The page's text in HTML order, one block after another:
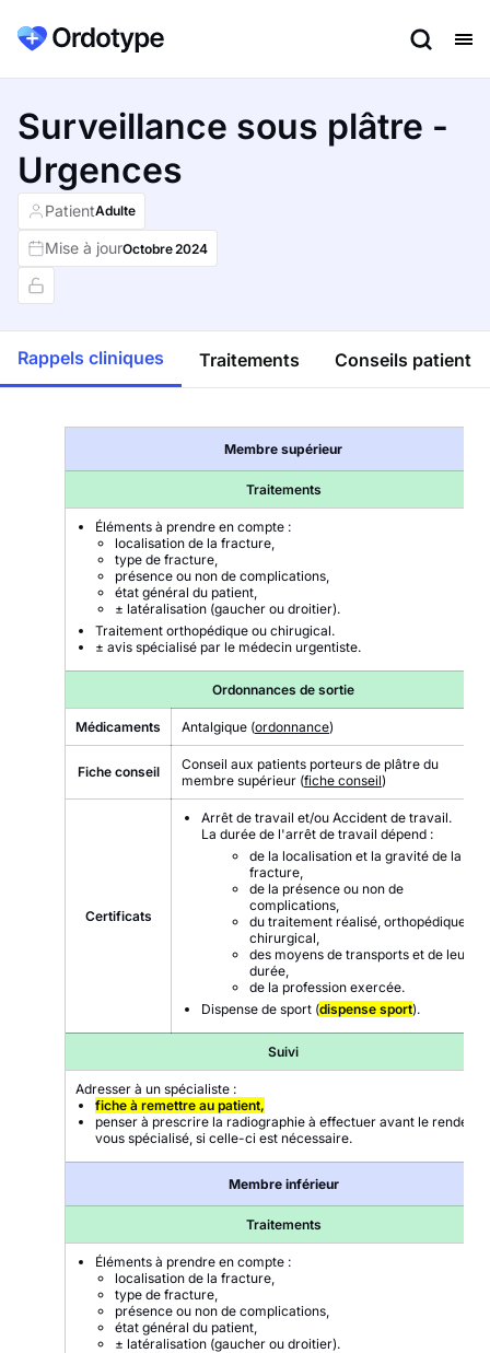
Surveillance sous plâtre -
Urgences
PatientAdulte
Mise à jourOctobre2024
Rappels cliniques Traitements Conseils patient
Membre supérieur
Traitements
Éléments à prendre en compte :
localisation de la fracture,
type de fracture,
présence ou non de complications,
état général du patient,
± latéralisation (gaucher ou droitier).
Traitement orthopédique ou chirugical.
± avis spécialisé par le médecin urgentiste.
Ordonnances de sortie
Médicaments Antalgique (ordonnance)
Fiche conseil
Conseil aux patients porteurs de plâtre du
membre supérieur (fiche conseil)
Certificats
Arrêt de travail et/ou Accident de travail.
La durée de l'arrêt de travail dépend :
de la localisation et la gravité de la
fracture,
de la présence ou non de
complications,
du traitement réalisé, orthopédique ou
chirurgical,
des moyens de transports et de leur
durée,
de la profession exercée.
Dispense de sport (dispense sport).
Suivi
Adresser à un spécialiste :
fiche à remettre au patient,
penser à prescrire la radiographie à effectuer avant le rendez-
vous spécialisé, si celle-ci est nécessaire.
Membre inférieur
Traitements
Éléments à prendre en compte :
localisation de la fracture,
type de fracture,
présence ou non de complications,
état général du patient,
± latéralisation (gaucher ou droitier).